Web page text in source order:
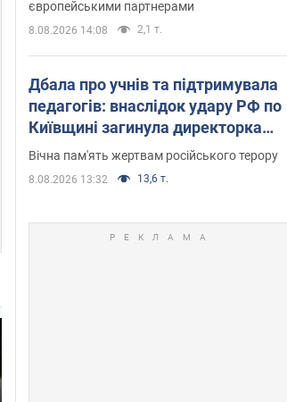
європейськими партнерами
8.08.2026 14:08 2,1 т.
Дбала про учнів та підтримувала
педагогів: внаслідок удару РФ по
Київщині загинула директорка
київського ліцею, її чоловік та онук
Вічна пам'ять жертвам російського терору
8.08.2026 13:32 13,6 т.